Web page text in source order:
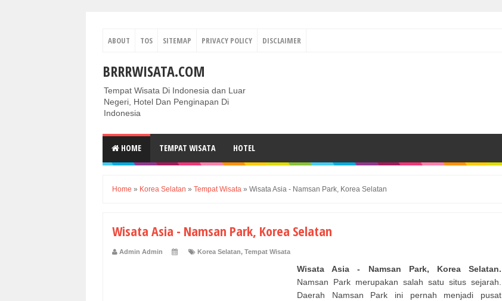
ABOUT TOS SITEMAP PRIVACY POLICY DISCLAIMER
BRRRWISATA.COM
Tempat Wisata Di Indonesia dan Luar
Negeri, Hotel Dan Penginapan Di
Indonesia
HOME TEMPAT WISATA HOTEL
Home » Korea Selatan » Tempat Wisata » Wisata Asia - Namsan Park, Korea Selatan
Wisata Asia - Namsan Park, Korea Selatan
Admin Admin Korea Selatan, Tempat Wisata
Wisata Asia - Namsan Park, Korea Selatan.
Namsan Park merupakan salah satu situs sejarah.
Daerah Namsan Park ini pernah menjadi pusat